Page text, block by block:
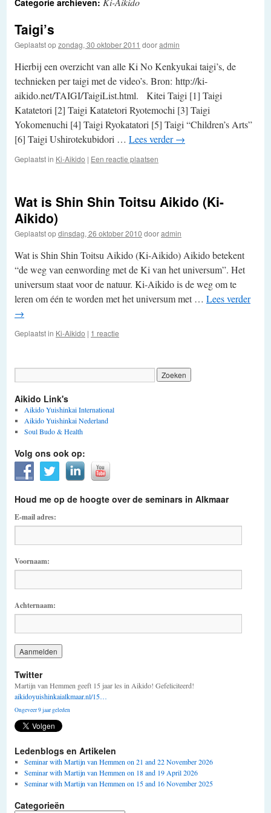
Categorie archieven:
Taigi’s
Geplaatst opzondag, 30 oktober 2011 dooradmin
Hierbij een overzicht van alle Ki No Kenkyukai taigi’s, de
technieken per taigi met de video’s. Bron: http://ki-
aikido.net/TAIGI/TaigiList.html. Kitei Taigi [1] Taigi
Katatetori [2] Taigi Katatetori Ryotemochi [3] Taigi
Yokomenuchi [4] Taigi Ryokatatori [5] Taigi “Children’s Arts”
[6] Taigi Ushirotekubidori … Lees verder→
Geplaatst in Ki-Aikido | Een reactie plaatsen
Wat is Shin Shin Toitsu Aikido (Ki-
Aikido)
Geplaatst opdinsdag, 26 oktober 2010 dooradmin
Wat is Shin Shin Toitsu Aikido (Ki-Aikido) Aikido betekent
“de weg van eenwording met de Ki van het universum”. Het
universum staat voor de natuur. Ki-Aikido is de weg om te
leren om één te worden met het universum met … Lees verder
→
Geplaatst in Ki-Aikido | 1 reactie
Aikido Link's
Aikido Yuishinkai International
Aikido Yuishinkai Nederland
Soul Budo & Health
Volg ons ook op:
Houd me op de hoogte over de seminars in Alkmaar
E-mail adres:
Voornaam:
Achternaam:
Twitter
Martijn van Hemmen geeft 15 jaar les in Aikido! Gefeliciteerd!
aikidoyuishinkaialkmaar.nl/15…
Ongeveer 9 jaar geleden
Ledenblogs en Artikelen
Seminar with Martijn van Hemmen on 21 and 22 November 2026
Seminar with Martijn van Hemmen on 18 and 19 April 2026
Seminar with Martijn van Hemmen on 15 and 16 November 2025
Categorieën